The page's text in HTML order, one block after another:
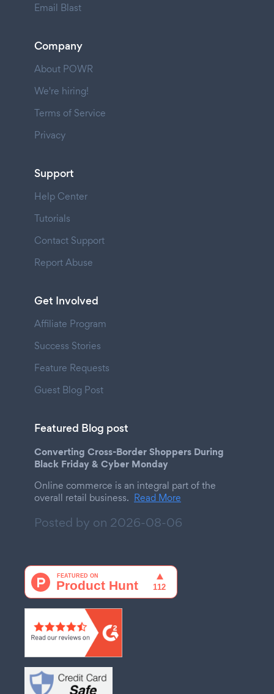
Email Blast
Company
About POWR
We're hiring!
Terms of Service
Privacy
Support
Help Center
Tutorials
Contact Support
Report Abuse
Get Involved
Affiliate Program
Success Stories
Feature Requests
Guest Blog Post
Featured Blog post
Converting Cross-Border Shoppers During
Black Friday & Cyber Monday
Online commerce is an integral part of the
overall retail business. Read More
Posted by on 2026-08-06